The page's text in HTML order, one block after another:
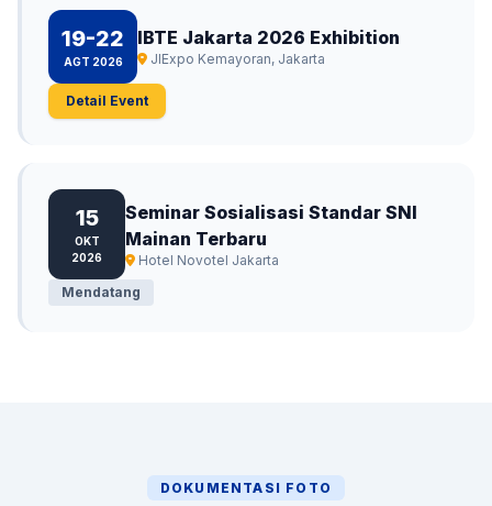
19-22
AGT 2026
IBTE Jakarta 2026 Exhibition
JIExpo Kemayoran, Jakarta
Detail Event
15
OKT
2026
Seminar Sosialisasi Standar SNI
Mainan Terbaru
Hotel Novotel Jakarta
Mendatang
DOKUMENTASI FOTO